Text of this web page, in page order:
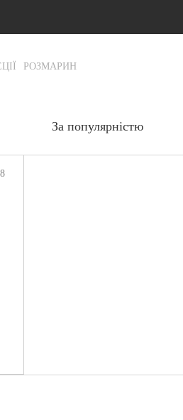
'G-RFXCKGNRF7');
РОЗМАРИН
За популярністю